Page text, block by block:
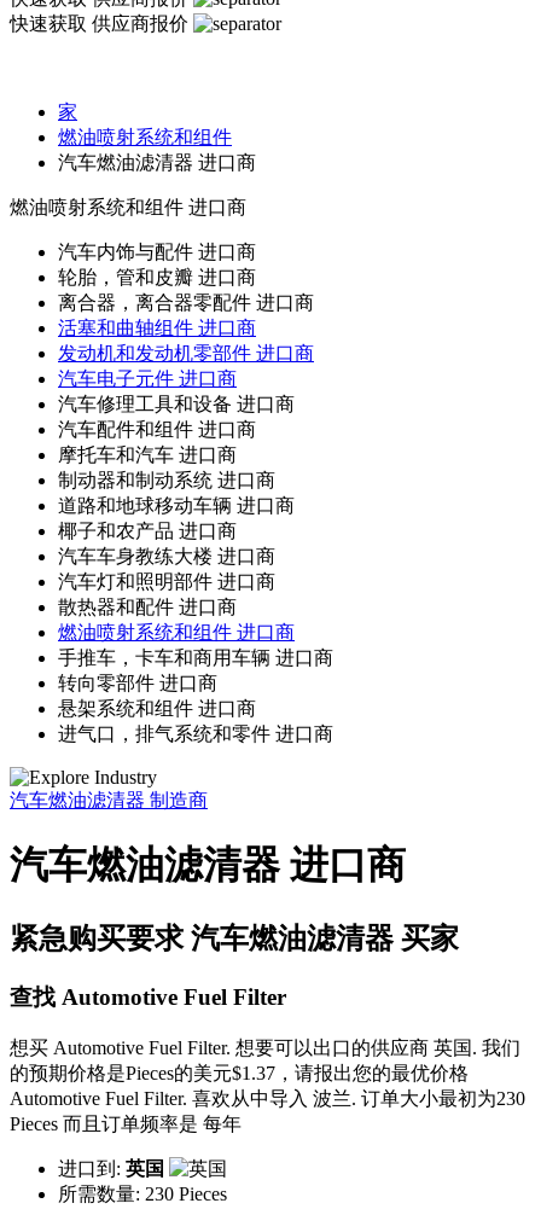
快速获取 供应商报价
家
燃油喷射系统和组件
汽车燃油滤清器 进口商
燃油喷射系统和组件 进口商
汽车内饰与配件 进口商
轮胎，管和皮瓣 进口商
离合器，离合器零配件 进口商
活塞和曲轴组件 进口商
发动机和发动机零部件 进口商
汽车电子元件 进口商
汽车修理工具和设备 进口商
汽车配件和组件 进口商
摩托车和汽车 进口商
制动器和制动系统 进口商
道路和地球移动车辆 进口商
椰子和农产品 进口商
汽车车身教练大楼 进口商
汽车灯和照明部件 进口商
散热器和配件 进口商
燃油喷射系统和组件 进口商
手推车，卡车和商用车辆 进口商
转向零部件 进口商
悬架系统和组件 进口商
进气口，排气系统和零件 进口商
汽车燃油滤清器 制造商
汽车燃油滤清器 进口商
紧急购买要求 汽车燃油滤清器 买家
查找 Automotive Fuel Filter
想买 Automotive Fuel Filter. 想要可以出口的供应商 英国. 我们
的预期价格是Pieces的美元$1.37，请报出您的最优价格
Automotive Fuel Filter. 喜欢从中导入 波兰. 订单大小最初为230
Pieces 而且订单频率是 每年
进口到: 英国
所需数量: 230 Pieces